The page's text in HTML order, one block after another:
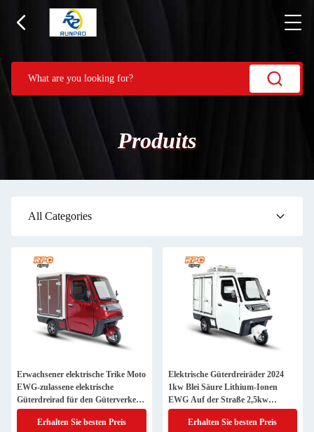
Produits
All Categories
Erwachsener elektrische Trike Moto
EWG-zulassene elektrische
Güterdreirad für den Güterverkehr
auf der Straße
Erhalten Sie besten Preis
Elektrische Güterdreiräder 2024
1kw Blei Säure Lithium-Ionen
EWG Auf der Straße 2,5kw
Hochspannung
Erhalten Sie besten Preis